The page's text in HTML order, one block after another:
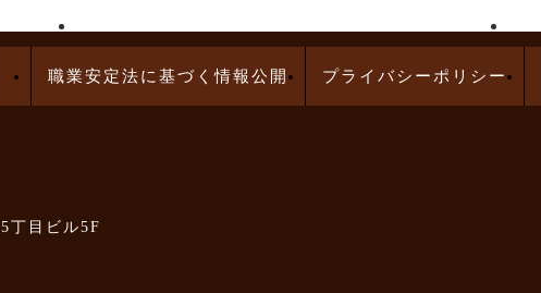
職業安定法に基づく情報公開 プライバシーポリシー
丁目ビル5F